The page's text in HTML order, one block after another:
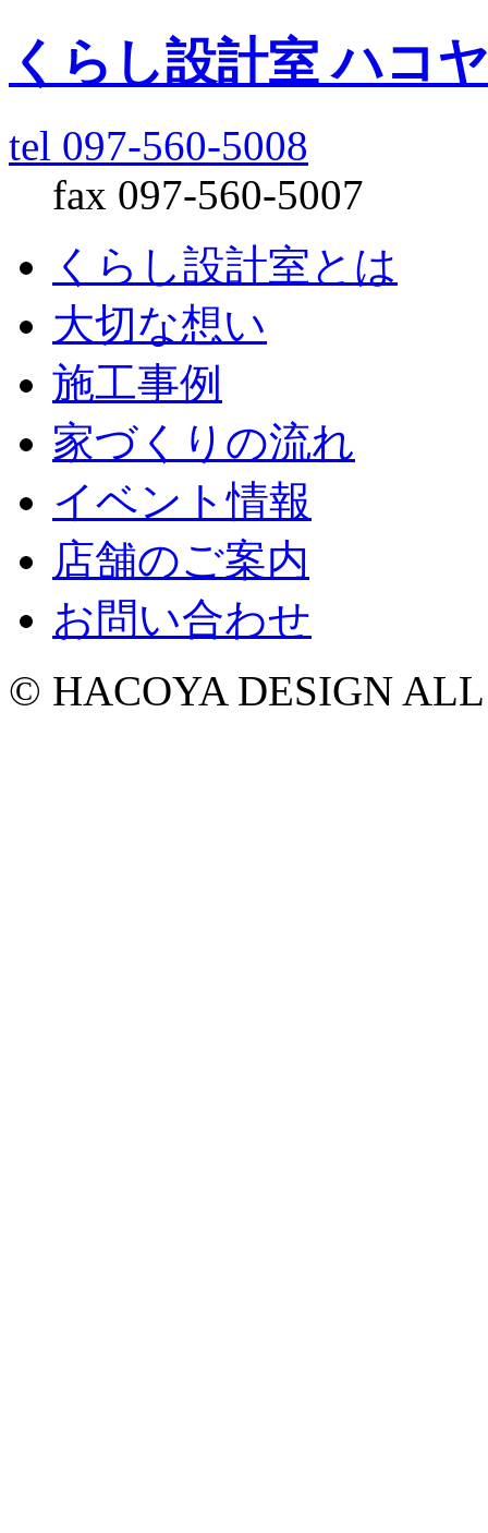
くらし設計室 ハコ
tel 097-560-5008
fax 097-560-5007
くらし設計室とは
大切な想い
施工事例
家づくりの流れ
イベント情報
店舗のご案内
お問い合わせ
© HACOYA DESIGN